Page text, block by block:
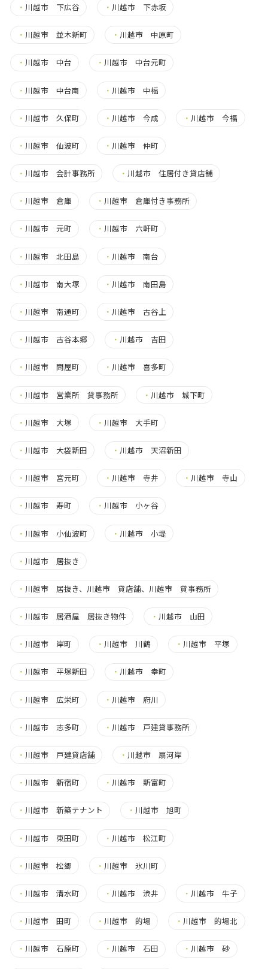
・ 川越市 下広谷 ・ 川越市 下赤坂
・ 川越市 並木新町 ・ 川越市 中原町
・ 川越市 中台 ・ 川越市 中台元町
・ 川越市 中台南 ・ 川越市 中福
・ 川越市 久保町 ・ 川越市 今成 ・ 川越市 今福
・ 川越市 仙波町 ・ 川越市 仲町
・ 川越市 会計事務所 ・ 川越市 住居付き貸店舗
・ 川越市 倉庫 ・ 川越市 倉庫付き事務所
・ 川越市 元町 ・ 川越市 六軒町
・ 川越市 北田島 ・ 川越市 南台
・ 川越市 南大塚 ・ 川越市 南田島
・ 川越市 南通町 ・ 川越市 古谷上
・ 川越市 古谷本郷 ・ 川越市 吉田
・ 川越市 問屋町 ・ 川越市 喜多町
・ 川越市 営業所 貸事務所 ・ 川越市 城下町
・ 川越市 大塚 ・ 川越市 大手町
・ 川越市 大袋新田 ・ 川越市 天沼新田
・ 川越市 宮元町 ・ 川越市 寺井 ・ 川越市 寺山
・ 川越市 寿町 ・ 川越市 小ヶ谷
・ 川越市 小仙波町 ・ 川越市 小堤
・ 川越市 居抜き
・ 川越市 居抜き、川越市 貸店舗、川越市 貸事務所
・ 川越市 居酒屋 居抜き物件 ・ 川越市 山田
・ 川越市 岸町 ・ 川越市 川鶴 ・ 川越市 平塚
・ 川越市 平塚新田 ・ 川越市 幸町
・ 川越市 広栄町 ・ 川越市 府川
・ 川越市 志多町 ・ 川越市 戸建貸事務所
・ 川越市 戸建貸店舗 ・ 川越市 扇河岸
・ 川越市 新宿町 ・ 川越市 新富町
・ 川越市 新築テナント ・ 川越市 旭町
・ 川越市 東田町 ・ 川越市 松江町
・ 川越市 松郷 ・ 川越市 氷川町
・ 川越市 清水町 ・ 川越市 渋井 ・ 川越市 牛子
・ 川越市 田町 ・ 川越市 的場 ・ 川越市 的場北
・ 川越市 石原町 ・ 川越市 石田 ・ 川越市 砂